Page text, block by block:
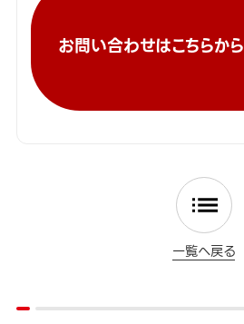
お問い合わせはこちらから
一覧へ戻る